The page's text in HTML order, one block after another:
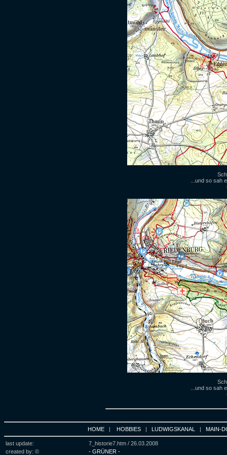
...und so sah
...und so sah
HOME | HOBBIES | LUDWIGSKANAL | MAIN-
last update: 7_historie7.htm / 26.03.2008
created by: ©
- GRÜNER -